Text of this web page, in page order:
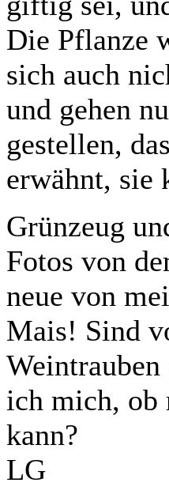
Die Pflanze
sich auch
und gehen
gestellen,
erwähnt, sie
Grünzeug
Fotos von
neue von
Mais! Sind
ich mich, ob
kann?
LG